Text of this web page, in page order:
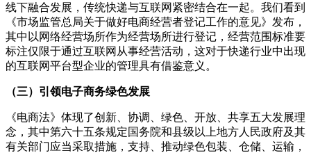
线下融合发展，传统快递与互联网紧密结合在一起。我们看到
《市场监管总局关于做好电商经营者登记工作的意见》发布，
其中以网络经营场所作为经营场所进行登记，经营范围标准要
标注仅限于通过互联网从事经营活动，这对于快递行业中出现
的互联网平台型企业的管理具有借鉴意义。
（三）引领电子商务绿色发展
《电商法》体现了创新、协调、绿色、开放、共享五大发展理
念，其中第六十五条规定国务院和县级以上地方人民政府及其
有关部门应当采取措施，支持、推动绿色包装、仓储、运输，